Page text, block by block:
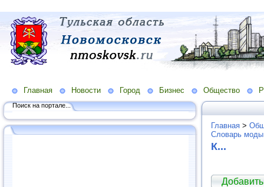
Главная Новости Город Бизнес Общество
Поиск на портале...
Главная >
Словарь
К...